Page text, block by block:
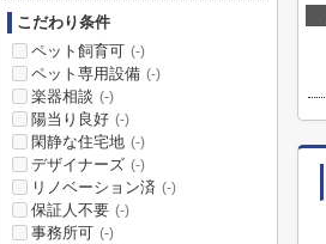
こだわり条件
ペット飼育可 (-)
ペット専用設備 (-)
楽器相談 (-)
陽当り良好 (-)
閑静な住宅地 (-)
デザイナーズ (-)
リノベーション済 (-)
保証人不要 (-)
事務所可 (-)